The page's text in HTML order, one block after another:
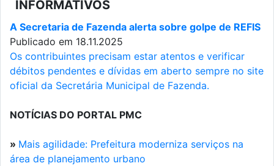
INFORMATIVOS
A Secretaria de Fazenda alerta sobre golpe de REFIS
Publicado em 18.11.2025
Os contribuintes precisam estar atentos e verificar
débitos pendentes e dívidas em aberto sempre no site
oficial da Secretária Municipal de Fazenda.
NOTÍCIAS DO PORTAL PMC
» Mais agilidade: Prefeitura moderniza serviços na
área de planejamento urbano